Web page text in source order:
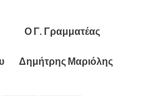
Ο Γ. Γραμματέας
Δημήτρης Μαριόλης